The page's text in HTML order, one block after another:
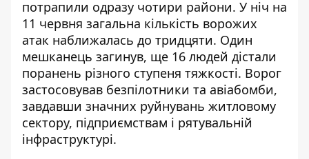
потрапили одразу чотири райони. У ніч на
11 червня загальна кількість ворожих
атак наближалась до тридцяти. Один
мешканець загинув, ще 16 людей дістали
поранень різного ступеня тяжкості. Ворог
застосовував безпілотники та авіабомби,
завдавши значних руйнувань житловому
сектору, підприємствам і рятувальній
інфраструктурі.